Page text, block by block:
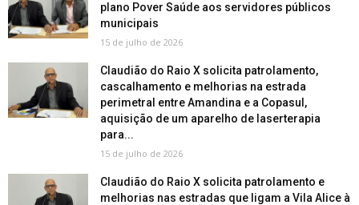
plano Pover Saúde aos servidores públicos
municipais
15 de julho de 2026
Claudião do Raio X solicita patrolamento,
cascalhamento e melhorias na estrada
perimetral entre Amandina e a Copasul,
aquisição de um aparelho de laserterapia
para...
15 de julho de 2026
Claudião do Raio X solicita patrolamento e
melhorias nas estradas que ligam a Vila Alice à